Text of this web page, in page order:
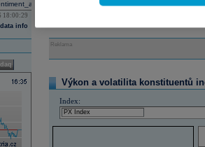
18:00:29
info
Reklama
Výkon a volatilita konstituentů
Index: